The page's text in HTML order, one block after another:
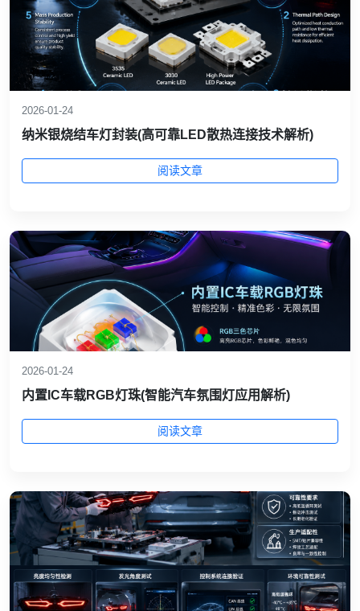
2026-01-24
纳米银烧结车灯封装(高可靠LED散热连接技术解析)
阅读文章
2026-01-24
内置IC车载RGB灯珠(智能汽车氛围灯应用解析)
阅读文章